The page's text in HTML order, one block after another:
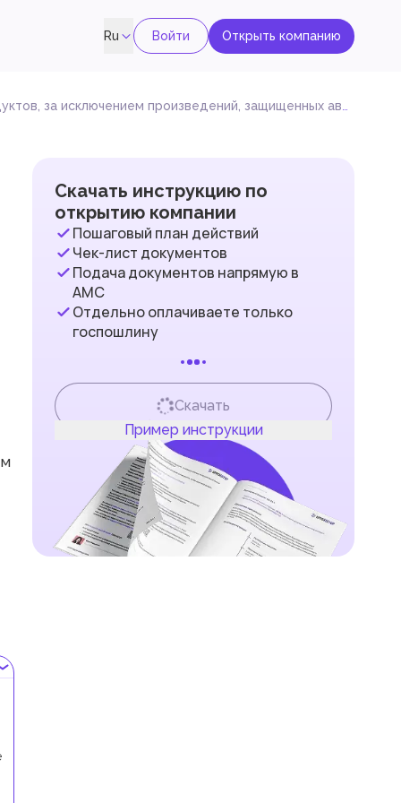
Ru Войти Открыть компанию
исключением произведений, защищенных авторским правом
Скачать инструкцию по
открытию компании
Пошаговый план действий
Чек-лист документов
Подача документов напрямую в
AMC
Отдельно оплачиваете только
госпошлину
Скачать
Пример инструкции